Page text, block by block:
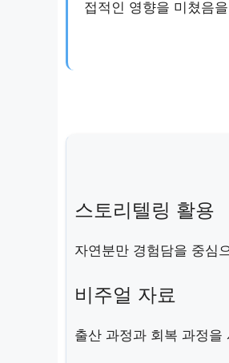
접적인 영향을 미쳤음
스토리텔링 활용
자연분만 경험담을 중심
비주얼 자료
출산 과정과 회복 과정을